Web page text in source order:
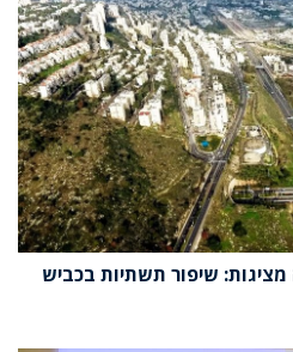
שיפור תשתיות בכביש